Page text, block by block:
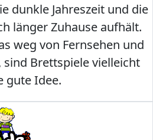
dunkle Jahreszeit und die
länger Zuhause aufhält.
weg von Fernsehen und
sind Brettspiele vielleicht
gute Idee.